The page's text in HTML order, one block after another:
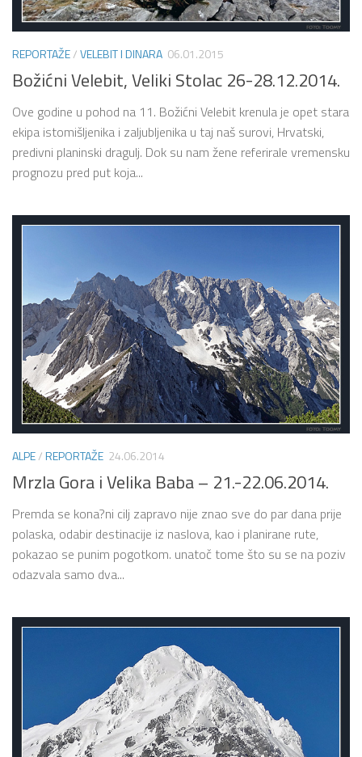
REPORTAŽE/VELEBIT I DINARA 06.01.2015
Božićni Velebit, Veliki Stolac 26-28.12.2014.
Ove godine u pohod na 11. Božićni Velebit krenula je opet stara
ekipa istomišljenika i zaljubljenika u taj naš surovi, Hrvatski,
predivni planinski dragulj. Dok su nam žene referirale vremensku
prognozu pred put koja...
ALPE/REPORTAŽE 24.06.2014
Mrzla Gora i Velika Baba – 21.-22.06.2014.
Premda se kona?ni cilj zapravo nije znao sve do par dana prije
polaska, odabir destinacije iz naslova, kao i planirane rute,
pokazao se punim pogotkom. unatoč tome što su se na poziv
odazvala samo dva...